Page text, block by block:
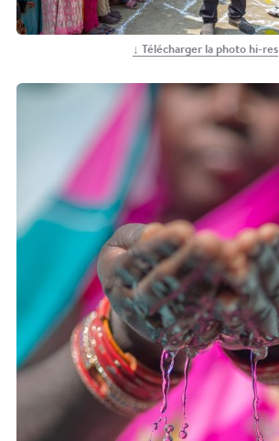
↓ Télécharger la photo hi-res